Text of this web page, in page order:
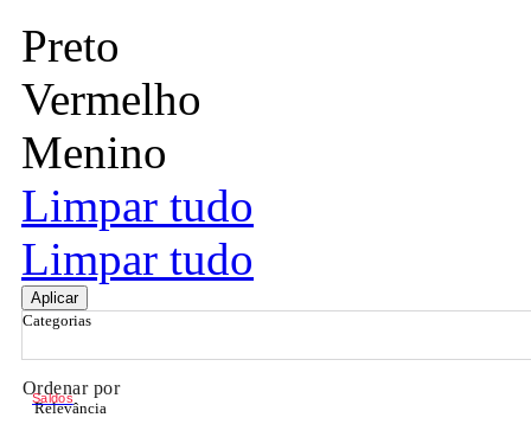
Preto
Vermelho
Menino
Limpar tudo
Limpar tudo
Aplicar
Categorias
Ordenar por
Relevância
Saldos